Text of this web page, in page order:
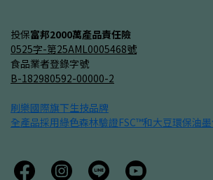
投保富邦2000萬產品責任險
0525字-第25AML0005468號
食品業者登錄字號
B-182980592-00000-2
刷樂國際旗下生技品牌
全產品採用綠色森林驗證FSC™和大豆環保油